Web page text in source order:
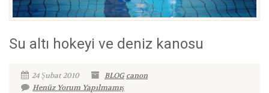
Su altı hokeyi ve deniz kanosu
24 Şubat 2010 BLOG canon
Henüz Yorum Yapılmamış